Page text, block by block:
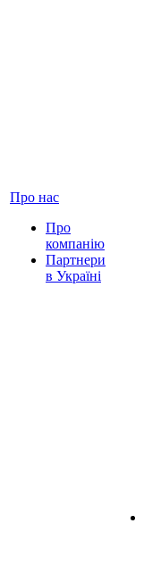
Про нас
Про
компанію
Партнери
в Україні